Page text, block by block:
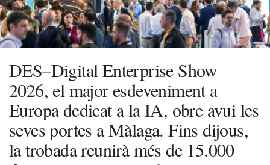
DES–Digital Enterprise Show
2026, el major esdeveniment a
Europa dedicat a la IA, obre avui les
seves portes a Màlaga. Fins dijous,
la trobada reunirà més de 15.000